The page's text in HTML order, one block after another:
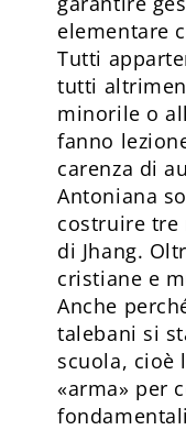
elementare
Tutti
tutti
minorile o
fanno
carenza di
Antoniana
costruire tre
di Jhang.
cristiane e
Anche
talebani si
scuola, cioè
«arma» per